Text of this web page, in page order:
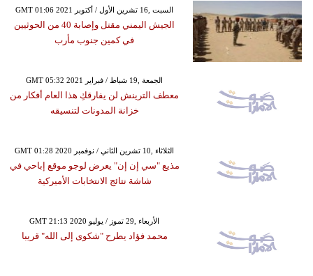
GMT 01:06 2021 السبت ,16 تشرين الأول / أكتوبر
الجيش اليمني مقتل وإصابة 40 من الحوثيين
في كمين جنوب مأرب
GMT 05:32 2021 الجمعة ,19 شباط / فبراير
معطف الترينش لن يفارقكِ هذا العام أفكار من
خزانة المدونات لتنسيقه
GMT 01:28 2020 الثلاثاء ,10 تشرين الثاني / نوفمبر
مذيع "سي إن إن" يعرض لوجو موقع إباحي في
شاشة نتائج الانتخابات الأميركية
GMT 21:13 2020 الأربعاء ,29 تموز / يوليو
محمد فؤاد يطرح "شكوى إلى الله" قريبا